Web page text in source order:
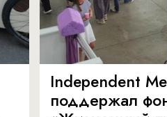
Independent
поддержал